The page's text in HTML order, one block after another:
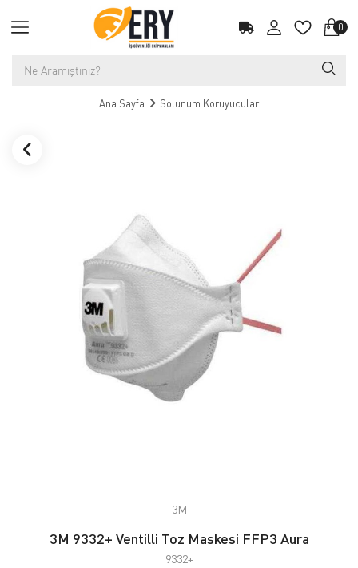
0
Ana Sayfa Solunum Koruyucular
3M
3M 9332+ Ventilli Toz Maskesi FFP3 Aura
9332+